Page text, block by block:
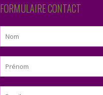
FORMULAIRE CONTACT